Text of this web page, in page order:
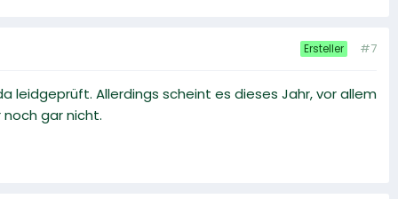
Ersteller #7
leidgeprüft. Allerdings scheint es dieses Jahr, vor allem
noch gar nicht.